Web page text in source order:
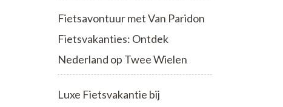
Fietsavontuur met Van Paridon
Fietsvakanties: Ontdek
Nederland op Twee Wielen
Luxe Fietsvakantie bij